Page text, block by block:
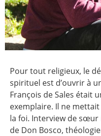
Pour tout religieux, le
spirituel est d’ouvrir à
François de Sales était
exemplaire. Il ne
la foi. Interview de
de Don Bosco,